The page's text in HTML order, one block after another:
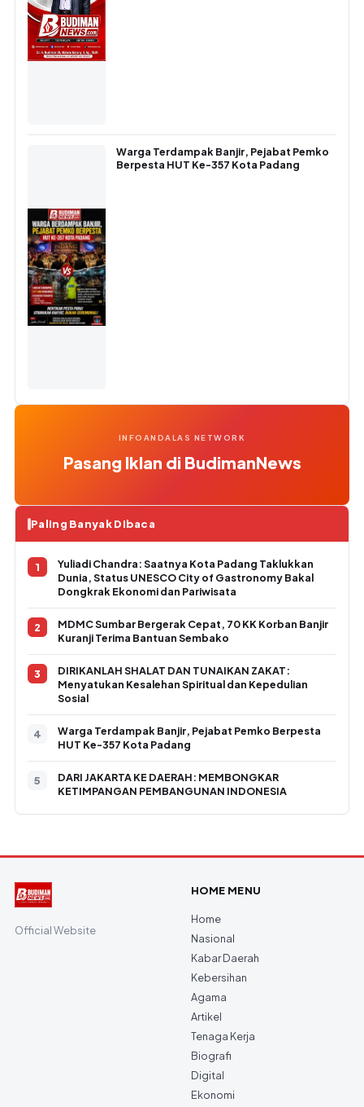
Warga Terdampak Banjir, Pejabat Pemko
Berpesta HUT Ke-357 Kota Padang
INFOANDALAS NETWORK
Pasang Iklan di BudimanNews
Paling Banyak Dibaca
Yuliadi Chandra: Saatnya Kota Padang Taklukkan
Dunia, Status UNESCO City of Gastronomy Bakal
Dongkrak Ekonomi dan Pariwisata
MDMC Sumbar Bergerak Cepat, 70 KK Korban Banjir
Kuranji Terima Bantuan Sembako
DIRIKANLAH SHALAT DAN TUNAIKAN ZAKAT:
Menyatukan Kesalehan Spiritual dan Kepedulian
Sosial
Warga Terdampak Banjir, Pejabat Pemko Berpesta
HUT Ke-357 Kota Padang
DARI JAKARTA KE DAERAH: MEMBONGKAR
KETIMPANGAN PEMBANGUNAN INDONESIA
Official Website
HOME MENU
Home
Nasional
Kabar Daerah
Kebersihan
Agama
Artikel
Tenaga Kerja
Biografi
Digital
Ekonomi